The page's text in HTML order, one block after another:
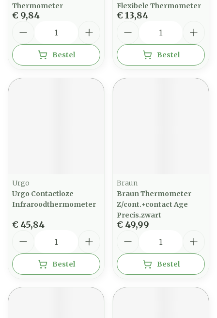
Thermometer
€ 9,84
Bestel
Flexibele Thermometer
€ 13,84
Bestel
Urgo
Urgo Contactloze
Infraroodthermometer
€ 45,84
Bestel
Braun
Braun Thermometer
Z/cont.+contact Age
Precis.zwart
€ 49,99
Bestel